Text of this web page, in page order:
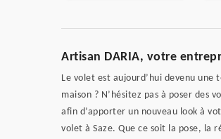
Artisan DARIA, votre
Le volet est aujourd’hui devenu
maison ? N’hésitez pas à poser des
afin d’apporter un nouveau look à
volet à Saze. Que ce soit la pose, la